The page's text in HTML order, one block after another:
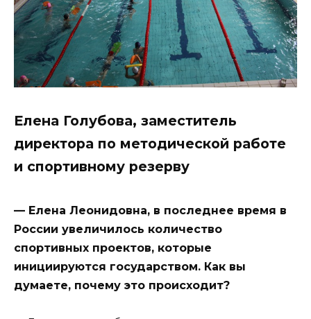
Елена Голубова, заместитель
директора по методической работе
и спортивному резерву
— Елена Леонидовна, в последнее время в
России увеличилось количество
спортивных проектов, которые
инициируются государством. Как вы
думаете, почему это происходит?